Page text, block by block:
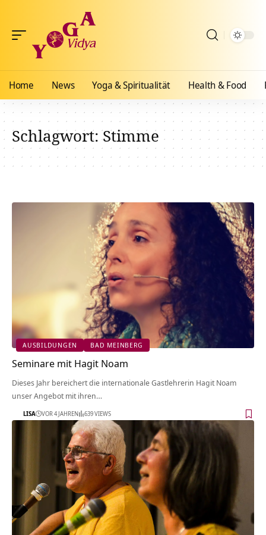
Home News Yoga & Spiritualität Health & Food
Schlagwort:Stimme
AUSBILDUNGEN BAD MEINBERG
Seminare mit Hagit Noam
Dieses Jahr bereichert die internationale Gastlehrerin Hagit Noam
unser Angebot mit ihren…
LISA VOR 4 JAHREN 639 VIEWS